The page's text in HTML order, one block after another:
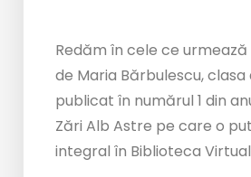
Redăm în cele ce
de Maria Bărbulescu, clasa
publicat în numărul 1 din
Zări Alb Astre pe care o
integral în Biblioteca